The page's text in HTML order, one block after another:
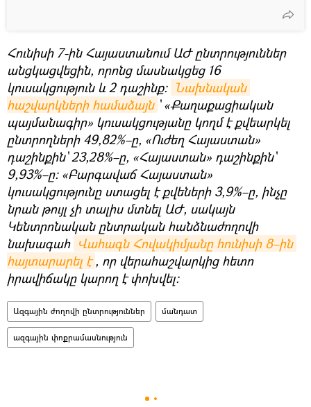
Հունիսի 7-ին Հայաստանում ԱԺ ընտրություններ
անցկացվեցին, որոնց մասնակցեց 16
կուսակցություն և 2 դաշինք։ Նախնական
հաշվարկների համաձայն ` «Քաղաքացիական
պայմանագիր» կուսակցությանը կողմ է քվեարկել
ընտրողների 49,82%–ը, «Ուժեղ Հայաստան»
դաշինքին` 23,28%–ը, «Հայաստան» դաշինքին`
9,93%–ը։ «Բարգավաճ Հայաստան»
կուսակցությունը ստացել է քվեների 3,9%–ը, ինչը
նրան թույլ չի տալիս մտնել ԱԺ, սակայն
Կենտրոնական ընտրական հանձնաժողովի
նախագահ Վահագն Հովակիմյանը հունիսի 8–ին
հայտարարել է , որ վերահաշվարկից հետո
իրավիճակը կարող է փոխվել։
Ազգային ժողովի ընտրություններ մանդատ
ազգային փոքրամասնություն